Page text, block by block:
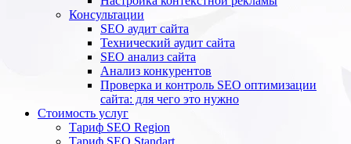
Консультации
SEO аудит сайта
Технический аудит сайта
SEO анализ сайта
Анализ конкурентов
Проверка и контроль SEO оптимизации
сайта: для чего это нужно
Стоимость услуг
Тариф SEO Region
Тариф SEO Standart